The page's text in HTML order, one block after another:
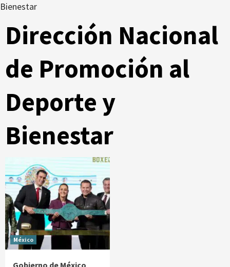
Bienestar
Dirección Nacional
de Promoción al
Deporte y
Bienestar
México
Gobierno de México